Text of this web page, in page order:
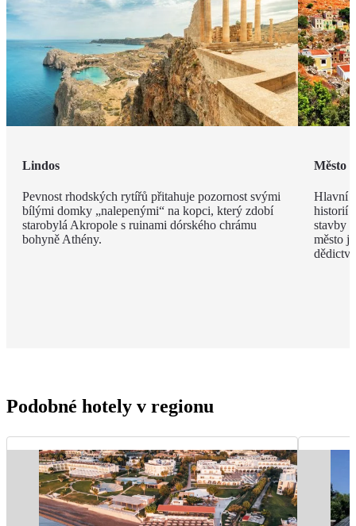
Lindos
Pevnost rhodských rytířů přitahuje pozornost svými
bílými domky „nalepenými“ na kopci, který zdobí
starobylá Akropole s ruinami dórského chrámu
bohyně Athény.
Město
Hlavní
historií
stavby
město
Podobné hotely v regionu